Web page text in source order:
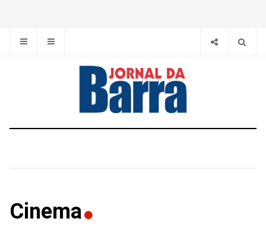
Cinema